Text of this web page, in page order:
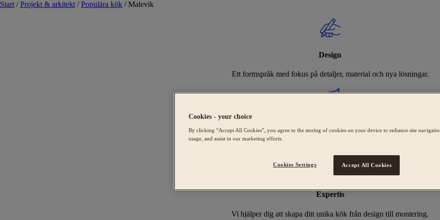
Start / Projekt & arkitekt / Populära kök / Malevik
Design
Ett formspråk med fokus på detaljer, material och nya lösningar.
Sveriges bredaste utbud av Svanenmärkta kök, tillverkade i Tidaholm.
Expertis
Vi hjälper dig att skapa ditt unika kök från design till montering.
Cookies - your choice
By clicking “Accept All Cookies”, you agree to the storing of cookies on your device to enhance site
usage, and assist in our marketing efforts.
Cookies Settings Accept All Cookies